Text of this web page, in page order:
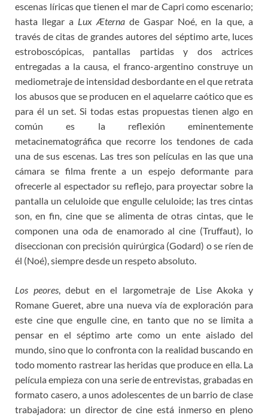
escenas líricas que tienen el mar de Capri como escenario;
hasta llegar a Lux Æterna de Gaspar Noé, en la que, a
través de citas de grandes autores del séptimo arte, luces
estroboscópicas, pantallas partidas y dos actrices
entregadas a la causa, el franco-argentino construye un
mediometraje de intensidad desbordante en el que retrata
los abusos que se producen en el aquelarre caótico que es
para él un set. Si todas estas propuestas tienen algo en
común es la reflexión eminentemente
metacinematográfica que recorre los tendones de cada
una de sus escenas. Las tres son películas en las que una
cámara se filma frente a un espejo deformante para
ofrecerle al espectador su reflejo, para proyectar sobre la
pantalla un celuloide que engulle celuloide; las tres cintas
son, en fin, cine que se alimenta de otras cintas, que le
componen una oda de enamorado al cine (Truffaut), lo
diseccionan con precisión quirúrgica (Godard) o se ríen de
él (Noé), siempre desde un respeto absoluto.
Los peores, debut en el largometraje de Lise Akoka y
Romane Gueret, abre una nueva vía de exploración para
este cine que engulle cine, en tanto que no se limita a
pensar en el séptimo arte como un ente aislado del
mundo, sino que lo confronta con la realidad buscando en
todo momento rastrear las heridas que produce en ella. La
película empieza con una serie de entrevistas, grabadas en
formato casero, a unos adolescentes de un barrio de clase
trabajadora: un director de cine está inmerso en pleno